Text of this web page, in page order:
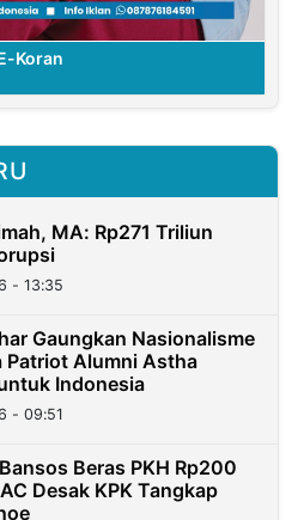
Koran
MA: Rp271 Triliun
- 13:35
Gaungkan Nasionalisme
Patriot Alumni Astha
Indonesia
- 09:51
Beras PKH Rp200
Desak KPK Tangkap